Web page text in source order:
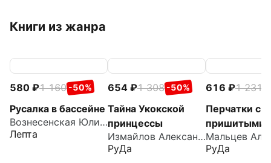
Книги из жанра
580 1 160 -50%
Русалка в бассейне
Вознесенская Юлия Николаевна
Лепта
654 1 308 -50%
Тайна Укокской
принцессы
Измайлов Александр
РуДа
616 1 231
Перчатки с
пришитыми
пальцами
РуДа